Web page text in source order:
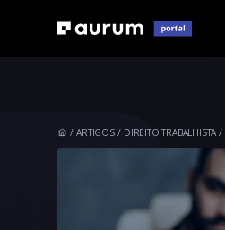
ARTIGOS DIREITO TRABALHISTA